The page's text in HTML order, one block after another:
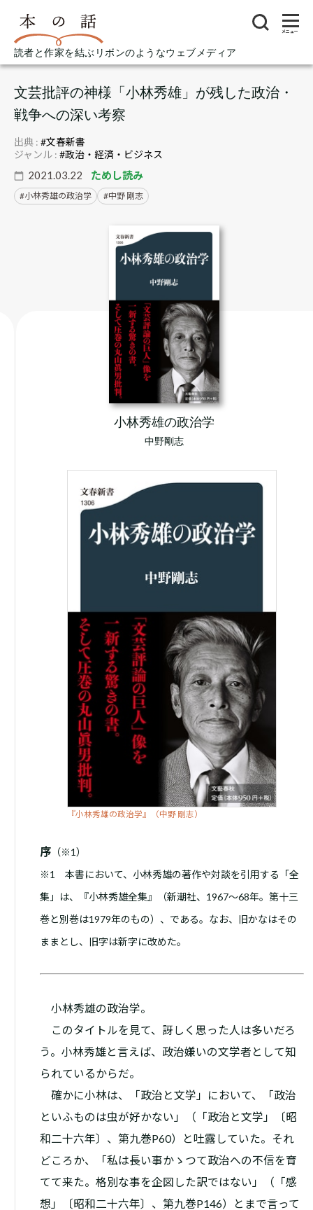
読者と作家を結ぶリボンのようなウェブメディア
メニュー
文芸批評の神様「小林秀雄」が残した政治・
戦争への深い考察
2021.03.22 ためし読み
小林秀雄の政治学 中野 剛志
出典 : #文春新書
ジャンル : #政治・経済・ビジネス
小林秀雄の政治学
中野剛志
『小林秀雄の政治学』（中野 剛志）
序（※1）
※1 本書において、小林秀雄の著作や対談を引用する「全
集」は、『小林秀雄全集』（新潮社、1967～68年。第十三
巻と別巻は1979年のもの）、である。なお、旧かなはその
ままとし、旧字は新字に改めた。
小林秀雄の政治学。
このタイトルを見て、訝しく思った人は多いだろ
う。小林秀雄と言えば、政治嫌いの文学者として知
られているからだ。
確かに小林は、「政治と文学」において、「政治
といふものは虫が好かない」（「政治と文学」〔昭
和二十六年〕、第九巻P60）と吐露していた。それ
どころか、「私は長い事かゝつて政治への不信を育
てて来た。格別な事を企図した訳ではない」（「感
想」〔昭和二十六年〕、第九巻P146）とまで言って